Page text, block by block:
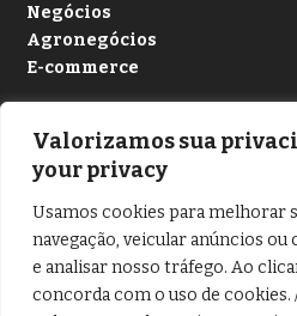
Valorizamos sua
your privacy
Usamos cookies para melhorar
navegação, veicular anúncios
e analisar nosso tráfego. Ao
concorda com o uso de cookies.
Negócios
Agronegócios
E-commerce
Comportamento
Dolce Vita
Medicina
Saúde
Mulher